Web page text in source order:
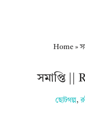
Home »
সমাপ্তি
ছোটগল্প ,